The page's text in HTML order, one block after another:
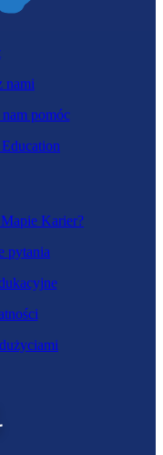
Karier?
pytania
nami
pomóc